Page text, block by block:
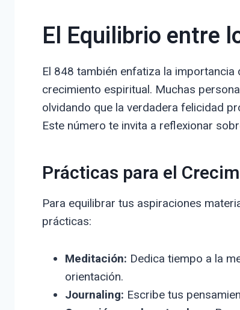
El Equilibrio entre
El 848 también enfatiza la
crecimiento espiritual. Muchas
olvidando que la verdadera felicidad
Este número te invita a reflexionar
Prácticas para el
Para equilibrar tus aspiraciones
prácticas:
Meditación: Dedica tiempo a la
orientación.
Journaling: Escribe tus